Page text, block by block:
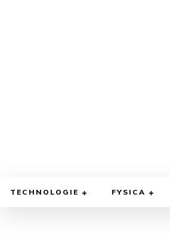
TECHNOLOGIE FYSICA